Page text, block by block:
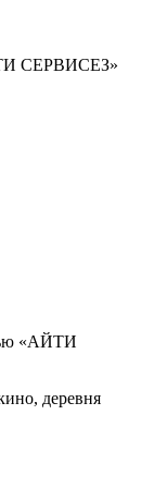
СЕРВИСЕЗ»
«АЙТИ
деревня